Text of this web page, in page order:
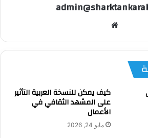
كيف يمكن للنسخة العربية التأثير
على المشهد الثقافي في
الأعمال
مايو 24, 2026